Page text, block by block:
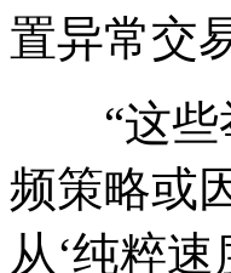
置异常交
“这些举
频策略或
从‘纯粹